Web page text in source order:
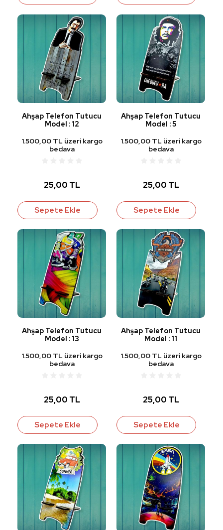
Ahşap Telefon Tutucu
Model : 12
1.500,00 TL üzeri kargo
bedava
25,00 TL
Sepete Ekle
Ahşap Telefon Tutucu
Model : 5
1.500,00 TL üzeri kargo
bedava
25,00 TL
Sepete Ekle
Ahşap Telefon Tutucu
Model : 13
1.500,00 TL üzeri kargo
bedava
25,00 TL
Sepete Ekle
Ahşap Telefon Tutucu
Model : 11
1.500,00 TL üzeri kargo
bedava
25,00 TL
Sepete Ekle